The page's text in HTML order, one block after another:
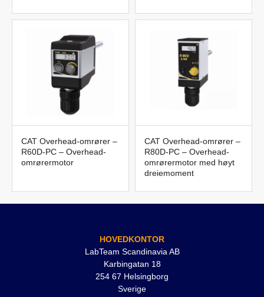
CAT Overhead-omrører –
R60D-PC – Overhead-
omrørermotor
CAT Overhead-omrører –
R80D-PC – Overhead-
omrørermotor med høyt
dreiemoment
HOVEDKONTOR
LabTeam Scandinavia AB
Karbingatan 18
254 67 Helsingborg
Sverige